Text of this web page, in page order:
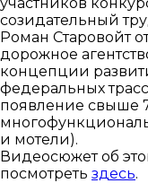
созидательный
Роман Старовойт
дорожное
концепции
федеральных
появление свыше
и мотели).
Видеосюжет об
посмотреть здесь.